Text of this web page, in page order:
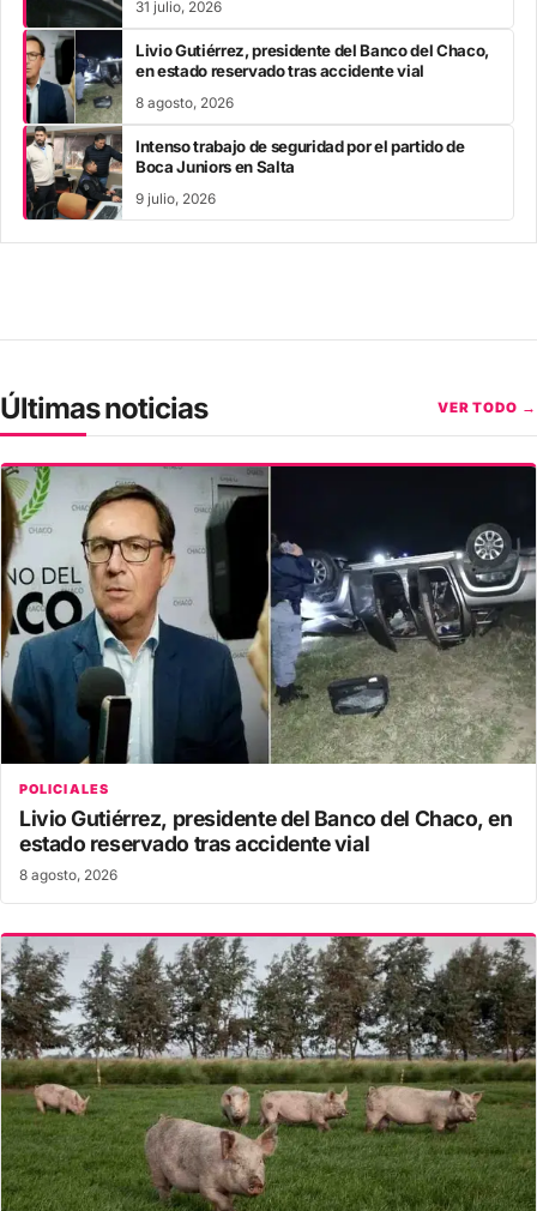
31 julio, 2026
Livio Gutiérrez, presidente del Banco del Chaco,
en estado reservado tras accidente vial
8 agosto, 2026
Intenso trabajo de seguridad por el partido de
Boca Juniors en Salta
9 julio, 2026
Últimas noticias VER TODO →
POLICIALES
Livio Gutiérrez, presidente del Banco del Chaco, en
estado reservado tras accidente vial
8 agosto, 2026